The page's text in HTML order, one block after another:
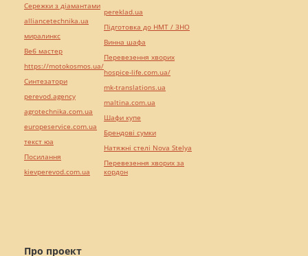
Про проект
Сережки з діамантами
alliancetechnika.ua
миралинкс
Веб мастер
https://motokosmos.ua/
Синтезатори
perevod.agency
agrotechnika.com.ua
europeservice.com.ua
текст юа
Посилання
kievperevod.com.ua
pereklad.ua
Підготовка до НМТ / ЗНО
Винна шафа
Перевезення хворих
hospice-life.com.ua/
mk-translations.ua
maltina.com.ua
Шафи купе
Брендові сумки
Натяжні стелі Nova Stelya
Перевезення хворих за
кордон